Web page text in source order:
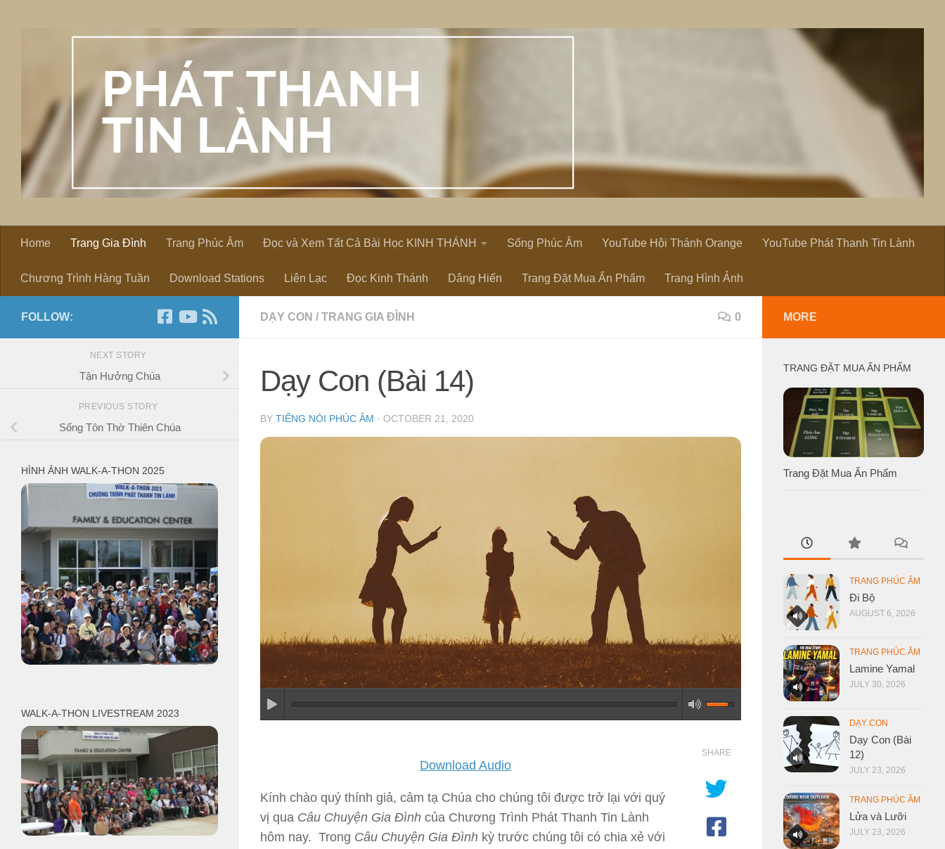
Home Trang Gia Đình Trang Phúc Âm Đọc và Xem Tất Cả Bài Học KINH THÁNH Sống Phúc Âm YouTube Hội Thánh Orange YouTube Phát Thanh Tin Lành
Chương Trình Hàng Tuần Download Stations Liên Lạc Đọc Kinh Thánh Dâng Hiến Trang Đặt Mua Ấn Phẩm Trang Hình Ảnh
DẠY CON / TRANG GIA ĐÌNH 0
Dạy Con (Bài 14)
BY TIẾNG NÓI PHÚC ÂM · OCTOBER 21, 2020
Download Audio
Kính chào quý thính giả, cảm tạ Chúa cho chúng tôi được trở lại với quý
vị qua Câu Chuyện Gia Đình của Chương Trình Phát Thanh Tin Lành
hôm nay. Trong Câu Chuyện Gia Đình kỳ trước chúng tôi có chia xẻ với
SHARE
FOLLOW:
NEXT STORY
Tận Hưởng Chúa
PREVIOUS STORY
Sống Tôn Thờ Thiên Chúa
HÌNH ẢNH WALK-A-THON 2025
WALK-A-THON LIVESTREAM 2023
MORE
TRANG ĐẶT MUA ẤN PHẨM
Trang Đặt Mua Ấn Phẩm
TRANG PHÚC ÂM
Đi Bộ
AUGUST 6, 2026
TRANG PHÚC ÂM
Lamine Yamal
JULY 30, 2026
DẠY CON
Dạy Con (Bài
12)
JULY 23, 2026
TRANG PHÚC ÂM
Lửa và Lưỡi
JULY 23, 2026